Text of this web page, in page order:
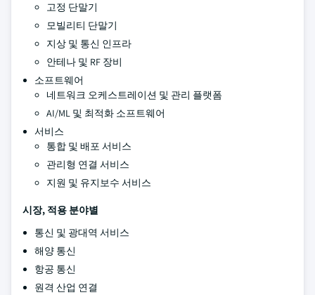
고정 단말기
모빌리티 단말기
지상 및 통신 인프라
안테나 및 RF 장비
소프트웨어
네트워크 오케스트레이션 및 관리 플랫폼
AI/ML 및 최적화 소프트웨어
서비스
통합 및 배포 서비스
관리형 연결 서비스
지원 및 유지보수 서비스
시장, 적용 분야별
통신 및 광대역 서비스
해양 통신
항공 통신
원격 산업 연결